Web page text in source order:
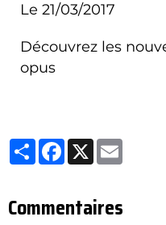
Le 21/03/2017
Découvrez les
opus
Partager
Facebook
X
Commentaires